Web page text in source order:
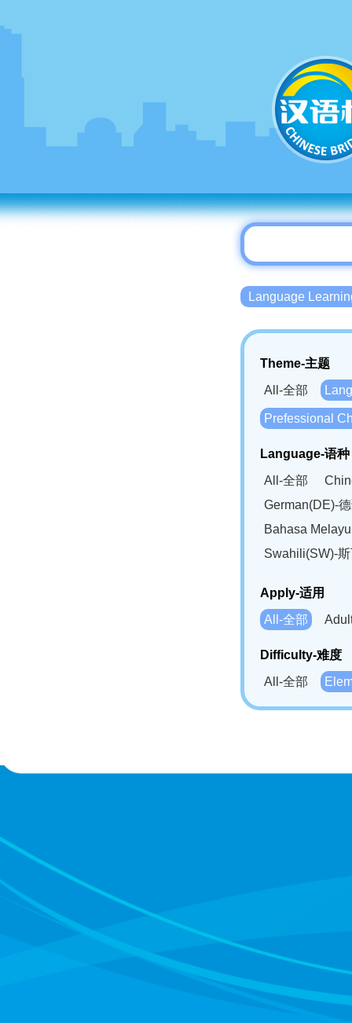
Language
Theme-主题
All-全部
Prefessional
Language-语种
All-全部
German(DE)-
Bahasa
Swahili(SW)-
Apply-适用
All-全部
Difficulty-难度
All-全部